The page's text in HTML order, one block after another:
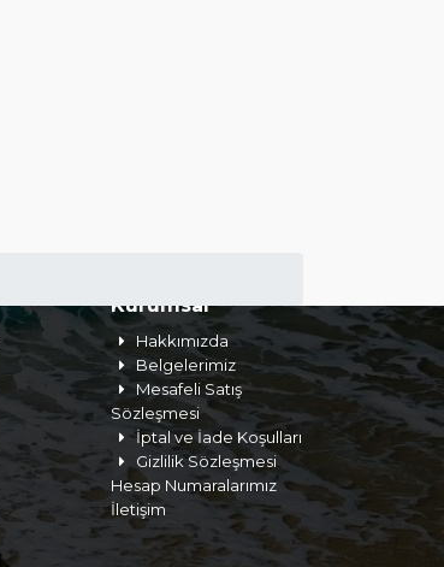
Kurumsal
Hakkımızda
Belgelerimiz
Mesafeli Satış
Sözleşmesi
İptal ve İade Koşulları
Gizlilik Sözleşmesi
Hesap Numaralarımız
İletişim